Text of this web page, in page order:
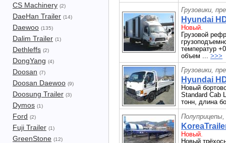
CS Machinery (2)
DaeHan Trailer (14)
Daewoo (135)
Dalim Trailer (1)
Dethleffs (2)
DongYang (4)
Doosan (7)
Doosan Daewoo (9)
Doosung Trailer (3)
Dymos (1)
Ford (2)
Fuji Trailer (1)
GreenStone (12)
Грузовики,
Hyundai
Новый.
Грузовой
температур
объем ... >>>
Грузовики,
Hyundai
Новый
Standard Cab
тонн, длина
Новый.
Новый